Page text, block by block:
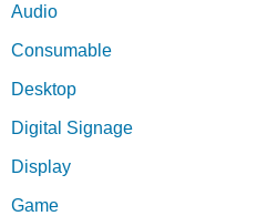
Audio
Consumable
Desktop
Digital Signage
Display
Game